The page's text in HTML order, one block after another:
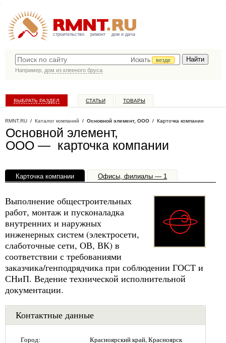
строительство ремонт дом и дача
Искать
везде
Например, дом из клееного бруса
ВЫБРАТЬ РАЗДЕЛ СТАТЬИ ТОВАРЫ
RMNT.RU / Каталог компаний / Основной элемент, ООО / Карточка компании
Основной элемент,
ООО — карточка компании
Карточка компании Офисы, филиалы — 1
Выполнение общестроительных
работ, монтаж и пусконаладка
внутренних и наружных
инженерных систем (электросети,
слаботочные сети, ОВ, ВК) в
соответствии с требованиями
заказчика/генподрядчика при соблюдении ГОСТ и
СНиП. Ведение технической исполнительной
документации.
Контактные данные
Город: Красноярский край, Красноярск